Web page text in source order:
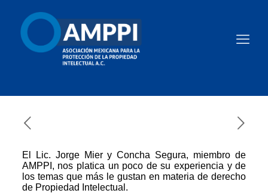
El Lic. Jorge Mier y Concha Segura, miembro de
AMPPI, nos platica un poco de su experiencia y de
los temas que más le gustan en materia de derecho
de Propiedad Intelectual.